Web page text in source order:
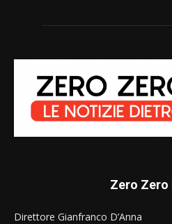
Zero Zero
Direttore Gianfranco D’Anna